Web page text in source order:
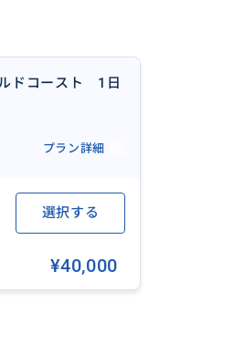
日本人女子サーファ－です。
に乗ることが大好きです！
も大丈夫！サーフィン以外にもバ
ルパークなど、観光に変更ご希望
ドコースト 1日
プラン詳細
選択する
¥40,000